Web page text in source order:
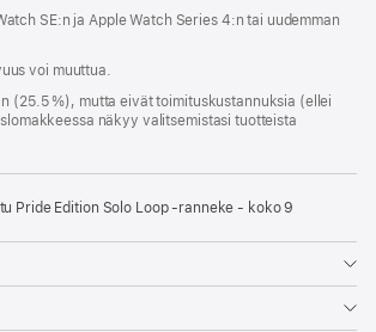
SE:n ja Apple Watch Series 4:n tai uudemman
voi muuttua.
(25.5 %), mutta eivät toimitus­kustannuksia (ellei
näkyy valitsemistasi tuotteista
Pride Edition Solo Loop ‑ranneke - koko 9